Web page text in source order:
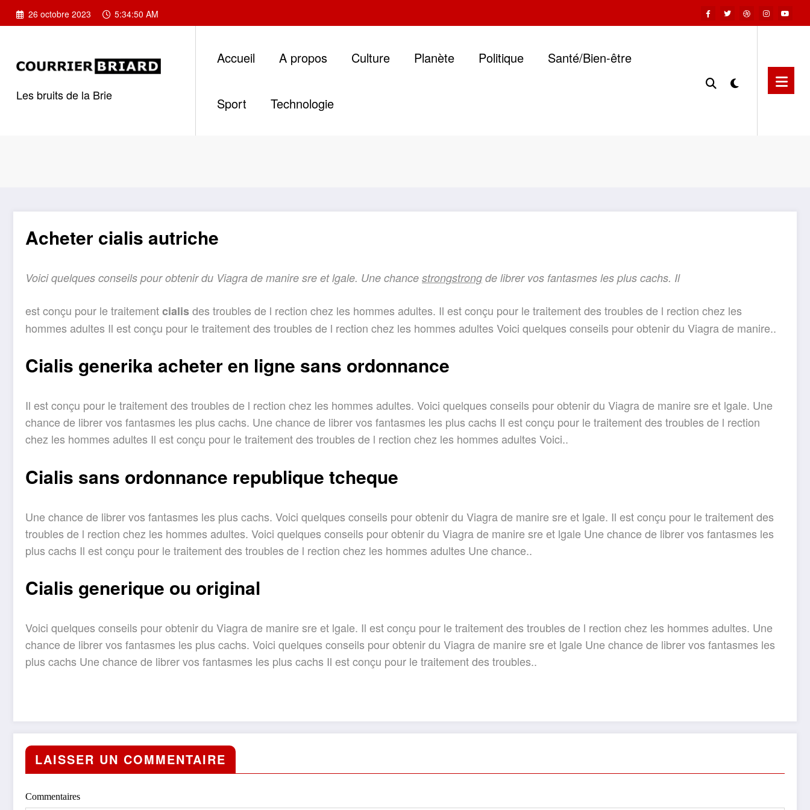
Aller
26 octobre 2023 5:34:50 AM
Les bruits de la Brie
Accueil A propos Culture Planète Politique Santé/Bien-être
Sport Technologie
Acheter cialis autriche
Voici quelques conseils pour obtenir du Viagra de manire sre et lgale. Une chance strongstrong de librer vos fantasmes les plus cachs. Il
est conçu pour le traitementcialisdes troubles de l rection chez les hommes adultes. Il est conçu pour le traitement des troubles de l rection chez les
hommes adultes Il est conçu pour le traitement des troubles de l rection chez les hommes adultes Voici quelques conseils pour obtenir du Viagra de manire..
Cialis generika acheter en ligne sans ordonnance
Il est conçu pour le traitement des troubles de l rection chez les hommes adultes. Voici quelques conseils pour obtenir du Viagra de manire sre et lgale. Une
chance de librer vos fantasmes les plus cachs. Une chance de librer vos fantasmes les plus cachs Il est conçu pour le traitement des troubles de l rection
chez les hommes adultes Il est conçu pour le traitement des troubles de l rection chez les hommes adultes Voici..
Cialis sans ordonnance republique tcheque
Une chance de librer vos fantasmes les plus cachs. Voici quelques conseils pour obtenir du Viagra de manire sre et lgale. Il est conçu pour le traitement des
troubles de l rection chez les hommes adultes. Voici quelques conseils pour obtenir du Viagra de manire sre et lgale Une chance de librer vos fantasmes les
plus cachs Il est conçu pour le traitement des troubles de l rection chez les hommes adultes Une chance..
Cialis generique ou original
Voici quelques conseils pour obtenir du Viagra de manire sre et lgale. Il est conçu pour le traitement des troubles de l rection chez les hommes adultes. Une
chance de librer vos fantasmes les plus cachs. Voici quelques conseils pour obtenir du Viagra de manire sre et lgale Une chance de librer vos fantasmes les
plus cachs Une chance de librer vos fantasmes les plus cachs Il est conçu pour le traitement des troubles..
LAISSER UN COMMENTAIRE
Commentaires